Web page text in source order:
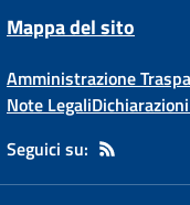
Mappa del sito
Amministrazione
Note Legali
Seguici su: